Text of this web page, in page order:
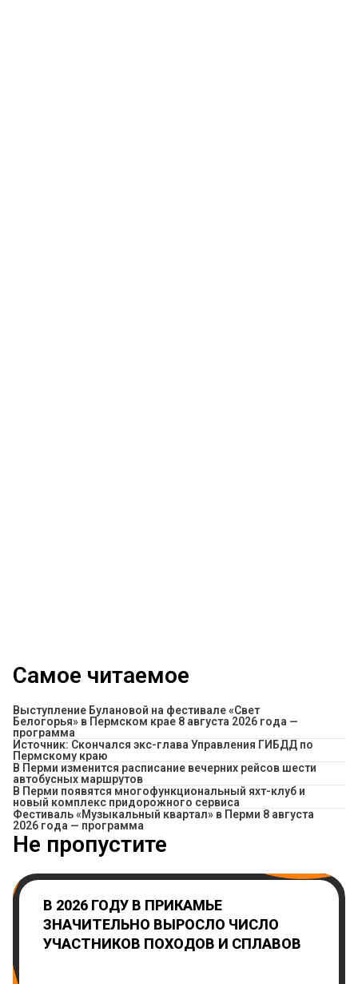
Самое читаемое
Выступление Булановой на фестивале «Свет
Белогорья» в Пермском крае 8 августа 2026 года —
программа
Источник: Скончался экс-глава Управления ГИБДД по
Пермскому краю
​В Перми изменится расписание вечерних рейсов шести
автобусных маршрутов
В Перми появятся многофункциональный яхт-клуб и
новый комплекс придорожного сервиса
Фестиваль «Музыкальный квартал» в Перми 8 августа
2026 года — программа
Не пропустите
В 2026 ГОДУ В ПРИКАМЬЕ
ЗНАЧИТЕЛЬНО ВЫРОСЛО ЧИСЛО
УЧАСТНИКОВ ПОХОДОВ И СПЛАВОВ